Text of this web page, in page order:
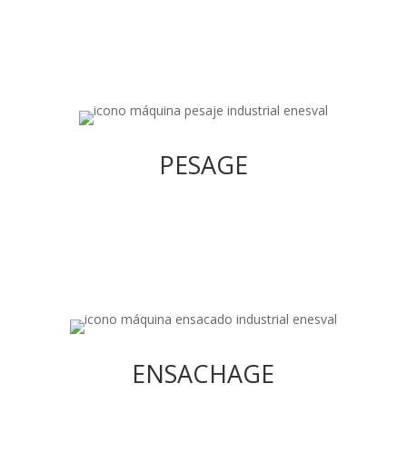
PESAGE
PESAGE
le remplissage de sacs
ENSACHAGE
ENSACHAGE
Nos systèmes de mise en sac fonctionnent dans
les engrais, les ciments, les plâtres, les farines,